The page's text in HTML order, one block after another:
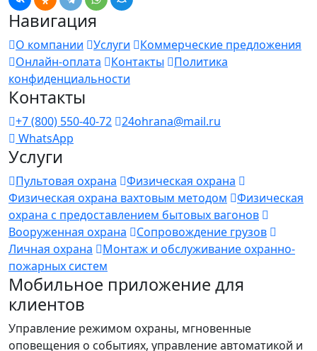
Навигация
О компании Услуги
Коммерческие предложения
Онлайн-оплата
Контакты
Политика
конфиденциальности
Контакты
+7 (800) 550-40-72
24ohrana@mail.ru
WhatsApp
Услуги
Пультовая охрана
Физическая охрана
Физическая охрана вахтовым методом
Физическая
охрана с предоставлением бытовых вагонов
Вооруженная охрана
Сопровождение грузов
Личная охрана
Монтаж и обслуживание охранно-
пожарных систем
Мобильное приложение для
клиентов
Управление режимом охраны, мгновенные
оповещения о событиях, управление автоматикой и